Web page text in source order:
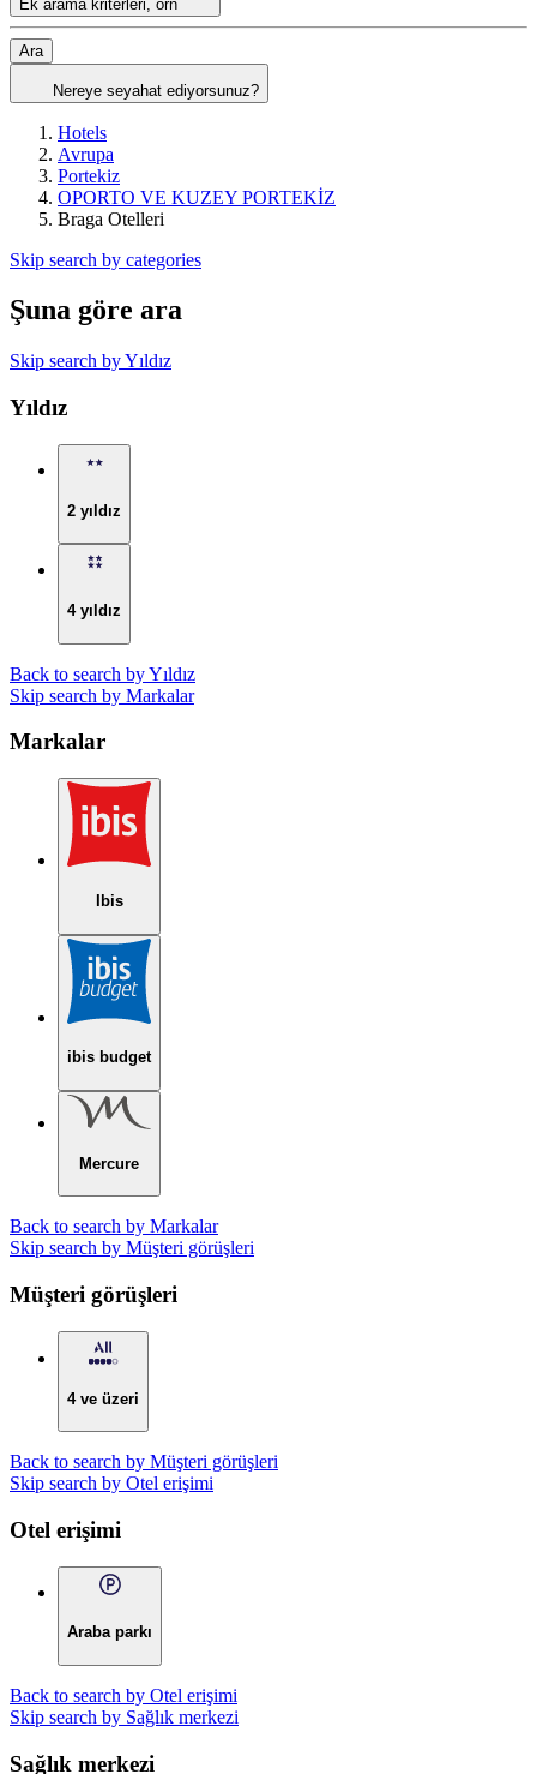
Ek arama kriterleri, örn
Ara
Nereye seyahat ediyorsunuz?
Hotels
Avrupa
Portekiz
OPORTO VE KUZEY PORTEKİZ
Braga Otelleri
Skip search by categories
Şuna göre ara
Skip search by Yıldız
Yıldız
2 yıldız
4 yıldız
Back to search by Yıldız
Skip search by Markalar
Markalar
Ibis
ibis budget
Mercure
Back to search by Markalar
Skip search by Müşteri görüşleri
Müşteri görüşleri
4 ve üzeri
Back to search by Müşteri görüşleri
Skip search by Otel erişimi
Otel erişimi
Araba parkı
Back to search by Otel erişimi
Skip search by Sağlık merkezi
Sağlık merkezi